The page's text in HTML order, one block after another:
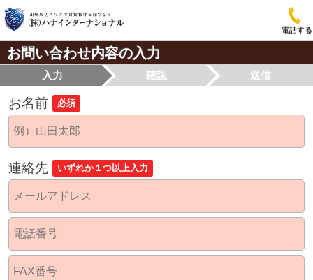
電話する
お問い合わせ内容の入力
入力 確認 送信
お名前 必須
連絡先 いずれか１つ以上入力